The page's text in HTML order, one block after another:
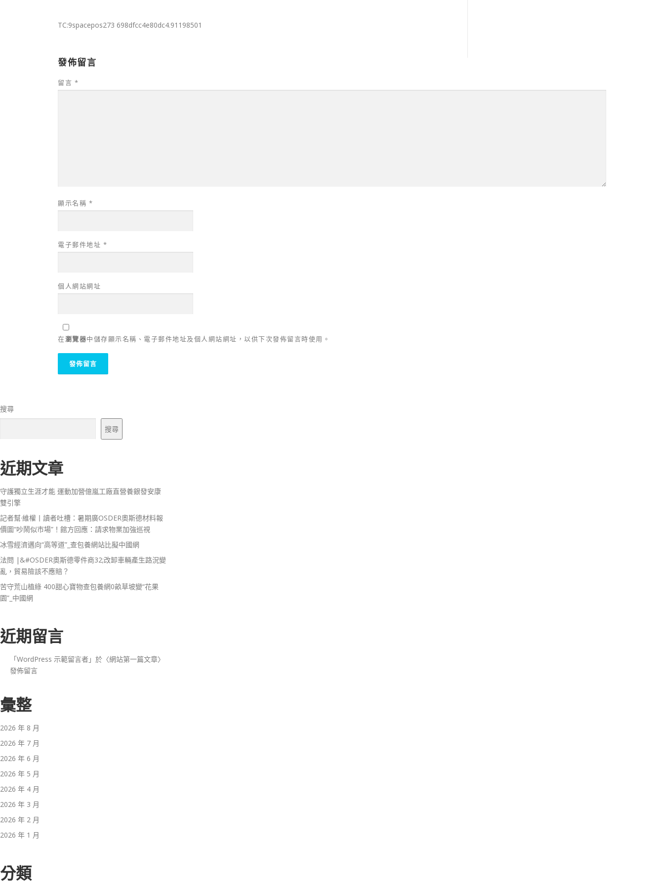
TC:9spacepos273 698dfcc4e80dc4.91198501
發佈留言
留言 *
顯示名稱 *
電子郵件地址 *
個人網站網址
在瀏覽器中儲存顯示名稱、電子郵件地址及個人網站網址，以供下次發佈留言時使用。
搜尋
搜尋
近期文章
守護獨立生涯才能 運動加營億嵐工廠直營養銀發安康
雙引擎
記者幫·維權丨讀者吐槽：暑期廣OSDER奧斯德材料報
價圖“吵鬧似市場”！館方回應：請求物業加強巡視
冰雪經濟邁向“高等道”_查包養網站比擬中國網
法問 |&#OSDER奧斯德零件商32;改卸車輛產生路況變
亂，貿易險該不應賠？
苦守荒山植綠 400甜心寶物查包養網0畝草坡變“花果
園”_中國網
近期留言
「WordPress 示範留言者 」於〈網站第一篇文章〉
發佈留言
彙整
2026 年 8 月
2026 年 7 月
2026 年 6 月
2026 年 5 月
2026 年 4 月
2026 年 3 月
2026 年 2 月
2026 年 1 月
分類